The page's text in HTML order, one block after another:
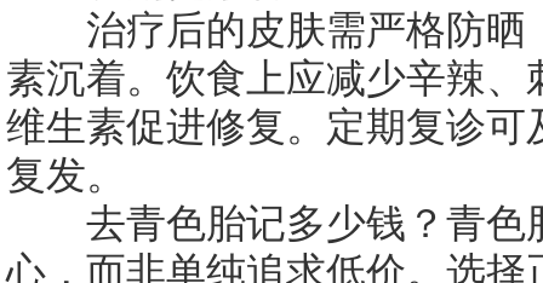
治疗后的皮肤需严格防晒
素沉着。饮食上应减少辛辣
维生素促进修复。定期复诊
复发。
去青色胎记多少钱？青色
心，而非单纯追求低价。选